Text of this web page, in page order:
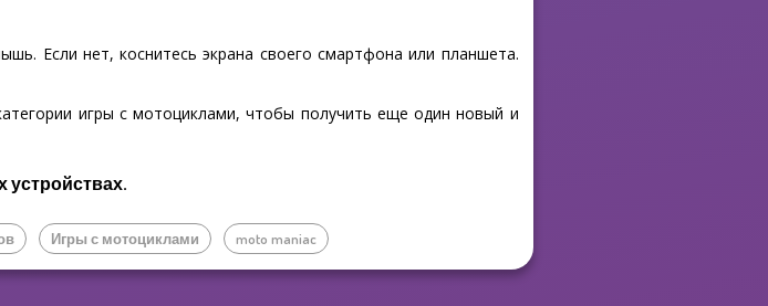
Если нет, коснитесь экрана своего смартфона или планшета.
игры с мотоциклами, чтобы получить еще один новый и
устройствах.
Игры с мотоциклами moto maniac